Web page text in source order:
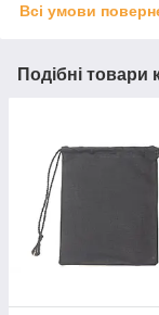
Всі умови
Подібні товари